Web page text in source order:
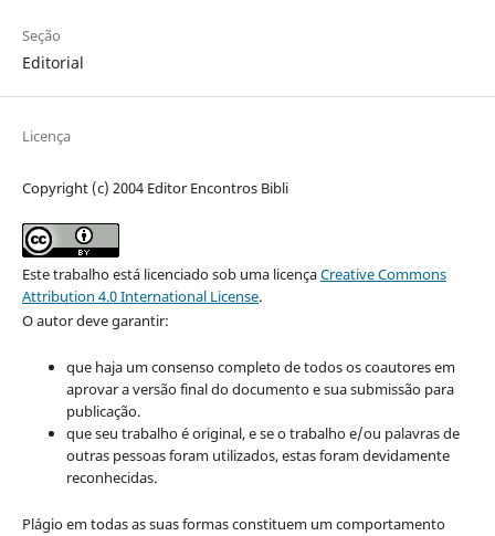
Seção
Editorial
Licença
Copyright (c) 2004 Editor Encontros Bibli
Este trabalho está licenciado sob uma licençaCreative Commons
Attribution 4.0 International License.
O autor deve garantir:
que haja um consenso completo de todos os coautores em
aprovar a versão final do documento e sua submissão para
publicação.
que seu trabalho é original, e se o trabalho e/ou palavras de
outras pessoas foram utilizados, estas foram devidamente
reconhecidas.
Plágio em todas as suas formas constituem um comportamento